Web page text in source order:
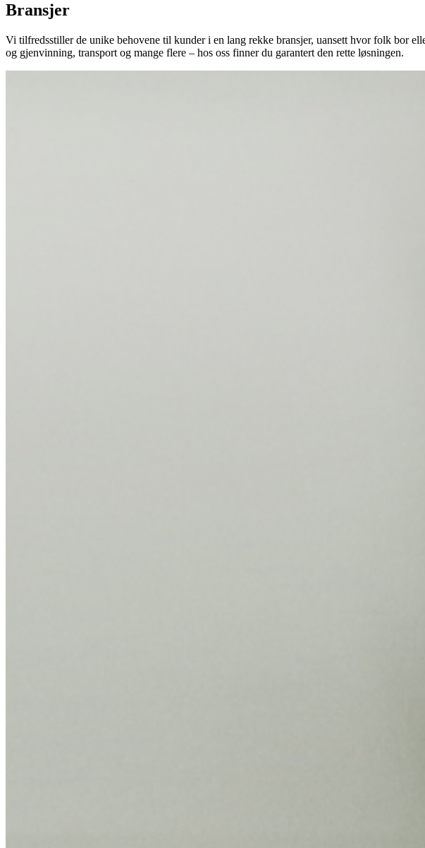
Bransjer
Vi tilfredsstiller de unike behovene til kunder i en lang rekke bransjer, uansett hvor folk bor
og gjenvinning, transport og mange flere – hos oss finner du garantert den rette løsningen.